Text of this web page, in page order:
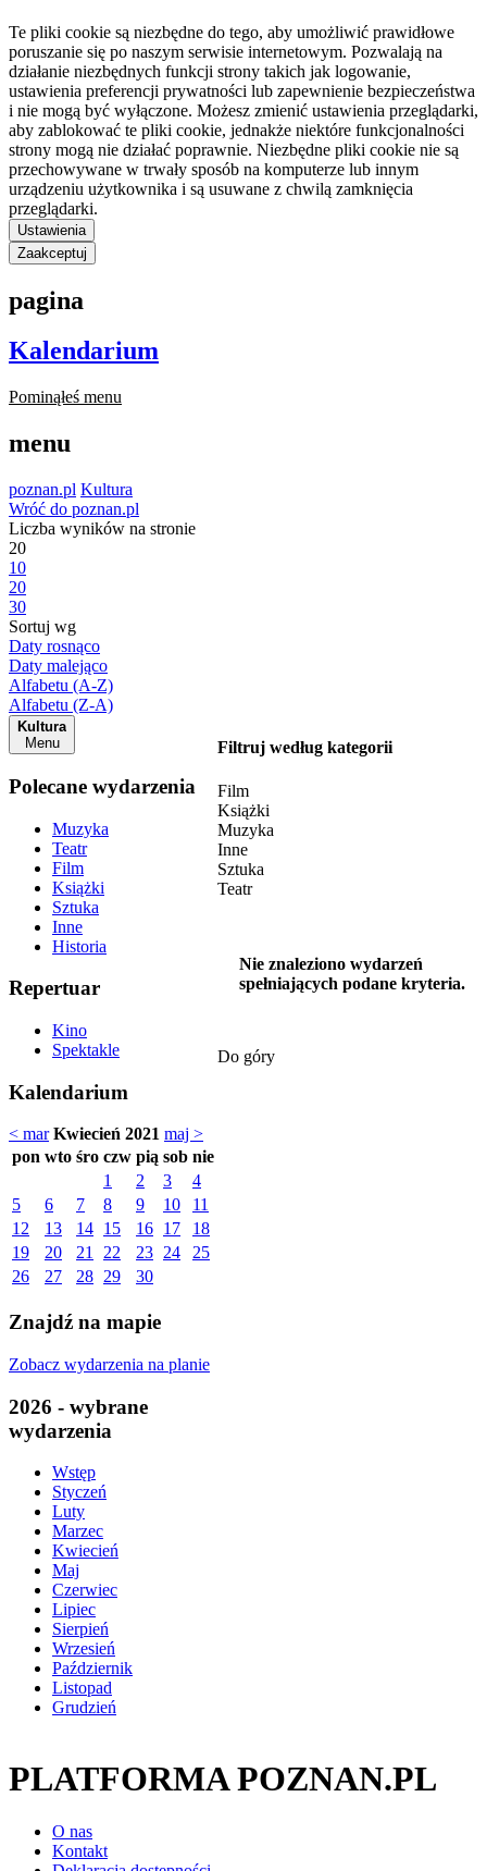
Te pliki cookie są niezbędne do tego, aby umożliwić prawidłowe
poruszanie się po naszym serwisie internetowym. Pozwalają na
działanie niezbędnych funkcji strony takich jak logowanie,
ustawienia preferencji prywatności lub zapewnienie bezpieczeństwa
i nie mogą być wyłączone. Możesz zmienić ustawienia przeglądarki,
aby zablokować te pliki cookie, jednakże niektóre funkcjonalności
strony mogą nie działać poprawnie. Niezbędne pliki cookie nie są
przechowywane w trwały sposób na komputerze lub innym
urządzeniu użytkownika i są usuwane z chwilą zamknięcia
przeglądarki.
Ustawienia
Zaakceptuj
pagina
Kalendarium
Pominąłeś menu
menu
poznan.pl Kultura
Wróć do poznan.pl
Liczba wyników na stronie
20
10
20
30
Sortuj wg
Daty rosnąco
Daty malejąco
Alfabetu (A-Z)
Alfabetu (Z-A)
Kultura
Menu
Polecane wydarzenia
Muzyka
Teatr
Film
Książki
Sztuka
Inne
Historia
Repertuar
Kino
Spektakle
Kalendarium
< mar Kwiecień 2021 maj >
pon wto śro czw pią sob nie
1
2 3
4
5
6 7 8 9 10
11
12
13 14 15 16 17
18
19
20 21 22 23 24
25
26
27 28 29 30
Znajdź na mapie
Zobacz wydarzenia na planie
2026 - wybrane
wydarzenia
Wstęp
Styczeń
Luty
Marzec
Kwiecień
Maj
Czerwiec
Lipiec
Sierpień
Wrzesień
Październik
Listopad
Grudzień
Filtruj według kategorii
Film
Książki
Muzyka
Inne
Sztuka
Teatr
Nie znaleziono wydarzeń
spełniających podane kryteria.
Do góry
PLATFORMA POZNAN.PL
O nas
Kontakt